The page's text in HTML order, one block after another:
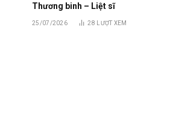
Thương binh – Liệt sĩ
25/07/2026 28 LƯỢT XEM